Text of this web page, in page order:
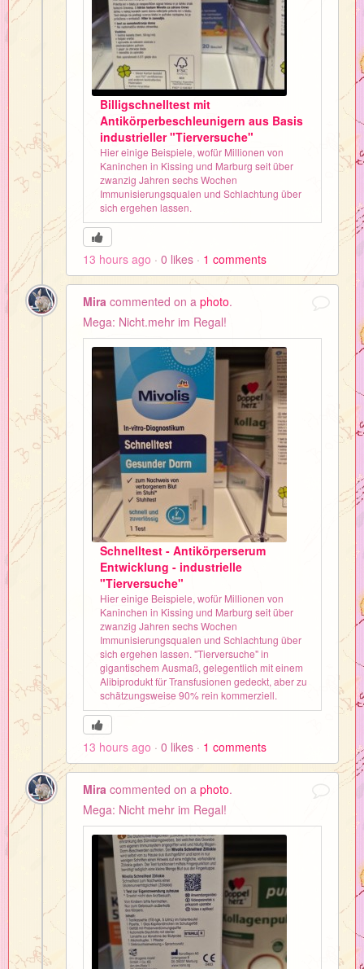
Billigschnelltest mit
Antikörperbeschleunigern aus Basis
industrieller "Tierversuche"
Hier einige Beispiele, wofür Millionen von
Kaninchen in Kissing und Marburg seit über
zwanzig Jahren sechs Wochen
Immunisierungsqualen und Schlachtung über
sich ergehen lassen.
13 hours ago 0 likes 1 comments
Mira commented on a photo.
Mega: Nicht.mehr im Regal!
Schnelltest - Antikörperserum
Entwicklung - industrielle
"Tierversuche"
Hier einige Beispiele, wofür Millionen von
Kaninchen in Kissing und Marburg seit über
zwanzig Jahren sechs Wochen
Immunisierungsqualen und Schlachtung über
sich ergehen lassen. "Tierversuche" in
gigantischem Ausmaß, gelegentlich mit einem
Alibiprodukt für Transfusionen gedeckt, aber zu
schätzungsweise 90% rein kommerziell.
13 hours ago 0 likes 1 comments
Mira commented on a photo.
Mega: Nicht mehr im Regal!